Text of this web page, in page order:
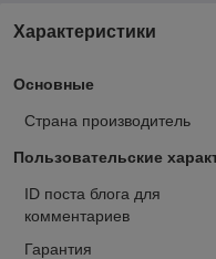
Характеристики
Основные
Страна производитель
Пользовательские
ID поста блога для
комментариев
Гарантия